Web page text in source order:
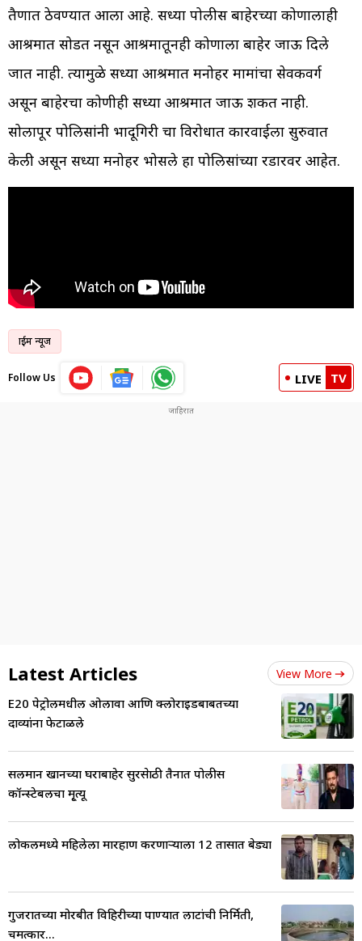
तैणात ठेवण्यात आला आहे. सध्या पोलीस बाहेरच्या कोणालाही
आश्रमात सोडत नसून आश्रमातूनही कोणाला बाहेर जाऊ दिले
जात नाही. त्यामुळे सध्या आश्रमात मनोहर मामांचा सेवकवर्ग
असून बाहेरचा कोणीही सध्या आश्रमात जाऊ शकत नाही.
सोलापूर पोलिसांनी भोंदूगिरी चा विरोधात कारवाईला सुरुवात
केली असून सध्या मनोहर भोसले हा पोलिसांच्या रडारवर आहेत.
क्राईम न्यूज
Follow Us LIVE TV
Latest Articles View More
E20 पेट्रोलमधील ओलावा आणि क्लोराइडबाबतच्या
दाव्यांना फेटाळले
सलमान खानच्या घराबाहेर सुरक्षेसाठी तैनात पोलीस
कॉन्स्टेबलचा मृ्त्यू
लोकलमध्ये महिलेला मारहाण करणाऱ्याला 12 तासात बेड्या
गुजरातच्या मोरबीत विहिरीच्या पाण्यात लाटांची निर्मिती,
चमत्कार...